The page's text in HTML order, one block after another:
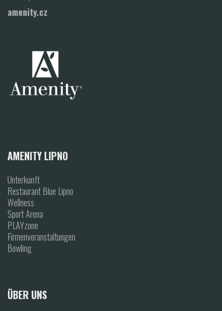
amenity.cz
AMENITY LIPNO
Unterkunft
Restaurant Blue Lipno
Wellness
Sport Arena
PLAYzone
Firmenveranstaltungen
Bowling
ÜBER UNS